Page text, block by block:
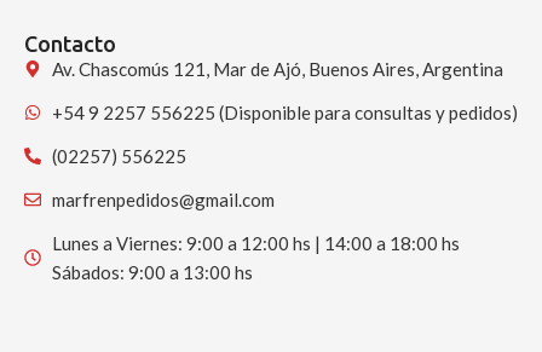
Contacto
Av. Chascomús 121, Mar de Ajó, Buenos Aires, Argentina
+54 9 2257 556225 (Disponible para consultas y pedidos)
(02257) 556225
marfrenpedidos@gmail.com
Lunes a Viernes: 9:00 a 12:00 hs | 14:00 a 18:00 hs
Sábados: 9:00 a 13:00 hs